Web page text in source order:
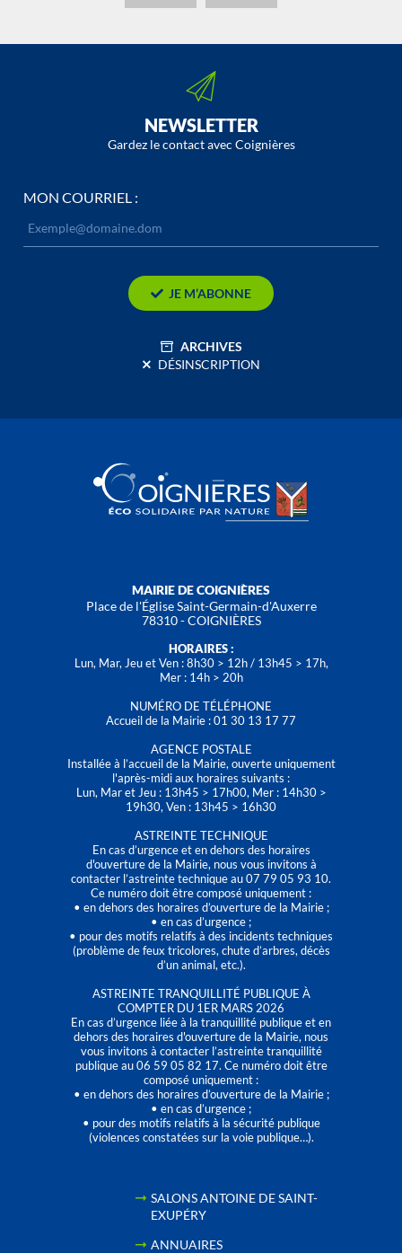
NEWSLETTER
Gardez le contact avec Coignières
MON COURRIEL :
JE M’ABONNE
ARCHIVES
DÉSINSCRIPTION
MAIRIE DE COIGNIÈRES
Place de l'Église Saint-Germain-d'Auxerre
78310 - COIGNIÈRES
HORAIRES :
Lun, Mar, Jeu et Ven : 8h30 > 12h / 13h45 > 17h,
Mer : 14h > 20h
NUMÉRO DE TÉLÉPHONE
Accueil de la Mairie : 01 30 13 17 77
AGENCE POSTALE
Installée à l’accueil de la Mairie, ouverte uniquement
l'après-midi aux horaires suivants :
Lun, Mar et Jeu : 13h45 > 17h00, Mer : 14h30 >
19h30, Ven : 13h45 > 16h30
ASTREINTE TECHNIQUE
En cas d’urgence et en dehors des horaires
d'ouverture de la Mairie, nous vous invitons à
contacter l’astreinte technique au 07 79 05 93 10.
Ce numéro doit être composé uniquement :
• en dehors des horaires d’ouverture de la Mairie ;
• en cas d’urgence ;
• pour des motifs relatifs à des incidents techniques
(problème de feux tricolores, chute d’arbres, décès
d’un animal, etc.).
ASTREINTE TRANQUILLITÉ PUBLIQUE À
COMPTER DU 1ER MARS 2026
En cas d’urgence liée à la tranquillité publique et en
dehors des horaires d'ouverture de la Mairie, nous
vous invitons à contacter l’astreinte tranquillité
publique au 06 59 05 82 17. Ce numéro doit être
composé uniquement :
• en dehors des horaires d’ouverture de la Mairie ;
• en cas d’urgence ;
• pour des motifs relatifs à la sécurité publique
(violences constatées sur la voie publique…).
SALONS ANTOINE DE SAINT-
EXUPÉRY
ANNUAIRES